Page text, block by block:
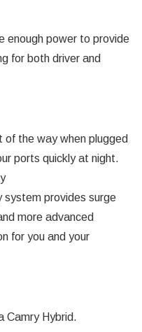
enough power to provide
for both driver and
the way when plugged
ports quickly at night.
system provides surge
more advanced
for you and your
Camry Hybrid.